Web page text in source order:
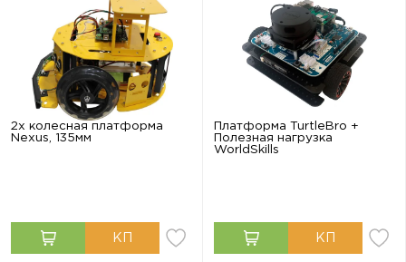
2х колесная платформа
Nexus, 135мм
Платформа TurtleBro +
Полезная нагрузка
WorldSkills